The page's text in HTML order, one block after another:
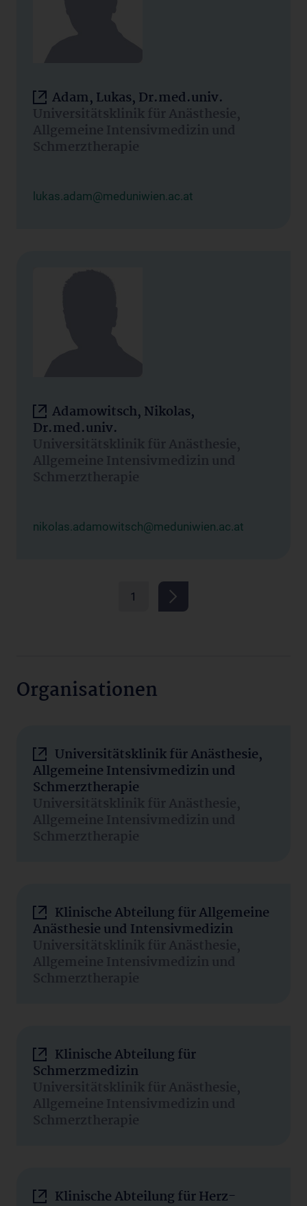
Adam, Lukas, Dr.med.univ.
Universitätsklinik für Anästhesie,
Allgemeine Intensivmedizin und
Schmerztherapie
lukas.adam@meduniwien.ac.at
Adamowitsch, Nikolas,
Dr.med.univ.
Universitätsklinik für Anästhesie,
Allgemeine Intensivmedizin und
Schmerztherapie
nikolas.adamowitsch@meduniwien.ac.at
1
Organisationen
Universitätsklinik für Anästhesie,
Allgemeine Intensivmedizin und
Schmerztherapie
Universitätsklinik für Anästhesie,
Allgemeine Intensivmedizin und
Schmerztherapie
Klinische Abteilung für Allgemeine
Anästhesie und Intensivmedizin
Universitätsklinik für Anästhesie,
Allgemeine Intensivmedizin und
Schmerztherapie
Klinische Abteilung für
Schmerzmedizin
Universitätsklinik für Anästhesie,
Allgemeine Intensivmedizin und
Schmerztherapie
Klinische Abteilung für Herz-